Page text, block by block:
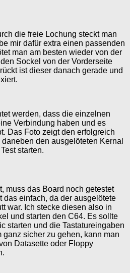
die freie Lochung steckt man
mir dafür extra einen passenden
man am besten wieder von der
Sockel von der Vorderseite
ist dieser danach gerade und
werden, dass die einzelnen
Verbindung haben und es
Das Foto zeigt den erfolgreich
den ausgelöteten Kernal
starten.
muss das Board noch getestet
das einfach, da der ausgelötete
war. Ich stecke diesen also in
und starten den C64. Es sollte
starten und die Tastatureingaben
ganz sicher zu gehen, kann man
Datasette oder Floppy